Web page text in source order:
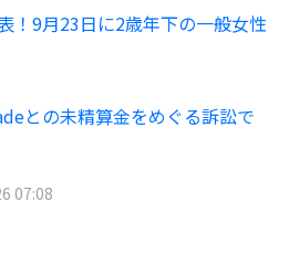
！9月23日に2歳年下の一般女性
との未精算金をめぐる訴訟で
07:08